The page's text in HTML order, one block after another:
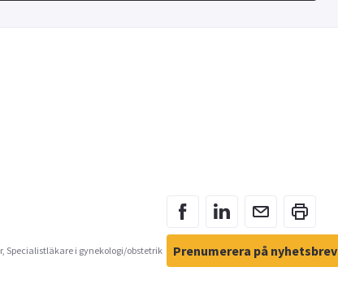
Specialistläkare i gynekologi/obstetrik Prenumerera på nyhetsbrev